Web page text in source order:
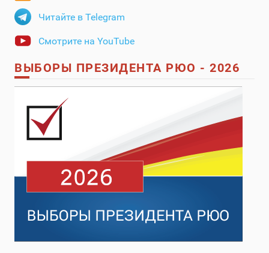
Читайте в Telegram
Смотрите на YouTube
ВЫБОРЫ ПРЕЗИДЕНТА РЮО - 2026